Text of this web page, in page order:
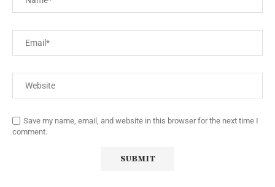
Save my name, email, and website in this browser for the next time I
comment.